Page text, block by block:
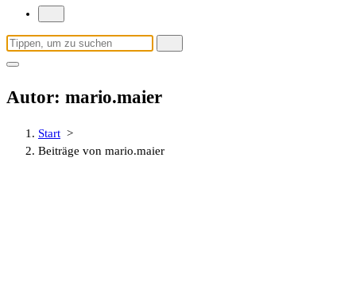
Suchen
nach:
Autor: mario.maier
Start >
Beiträge von mario.maier